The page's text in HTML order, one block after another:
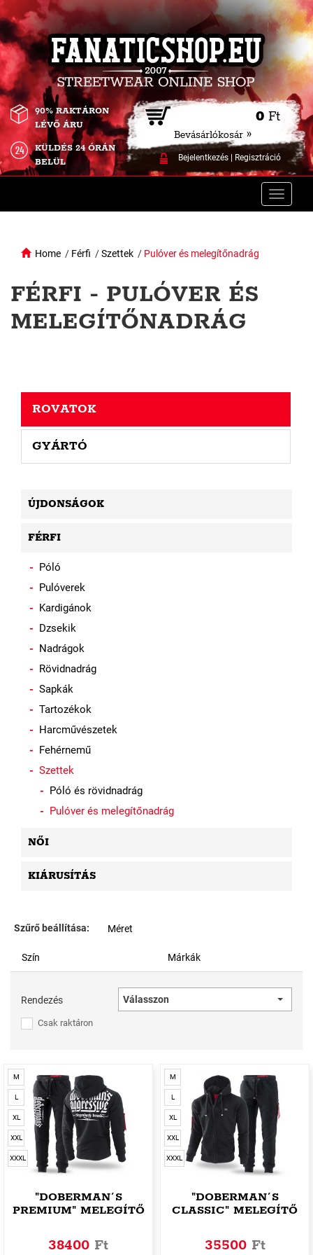
0 Ft
Bevásárlókosár »
Bejelentkezés| Regisztráció
90% RAKTÁRON
LÉVŐ ÁRU
KÜLDÉS 24 ÓRÁN
BELÜL
Toggle
Home / Férfi /Szettek / Pulóver és melegítőnadrág
FÉRFI - PULÓVER ÉS
MELEGÍTŐNADRÁG
ROVATOK
GYÁRTÓ
ÚJDONSÁGOK
FÉRFI
Póló
Pulóverek
Kardigánok
Dzsekik
Nadrágok
Rövidnadrág
Sapkák
Tartozékok
Harcművészetek
Fehérnemű
Szettek
Póló és rövidnadrág
Pulóver és melegítőnadrág
NŐI
KIÁRUSÍTÁS
Szűrő beállítása: Méret
Szín Márkák
Rendezés Válasszon
Csak raktáron
M
L
XL
XXL
XXXL
"DOBERMAN´S
PREMIUM" MELEGÍTŐ
38400 Ft
M
L
XL
XXL
XXXL
"DOBERMAN´S
CLASSIC" MELEGÍTŐ
35500 Ft